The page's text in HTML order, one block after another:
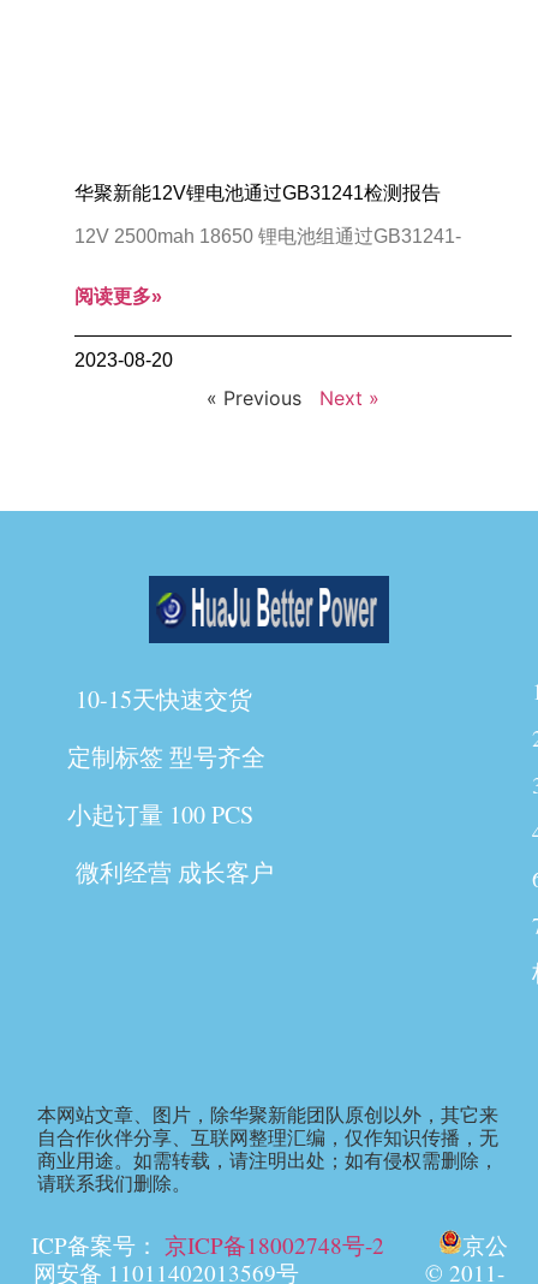
华聚新能12V锂电池通过GB31241检测报告
12V 2500mah 18650 锂电池组通过GB31241-
阅读更多»
2023-08-20
« Previous Next »
10-15天快速交货
定制标签 型号齐全
小起订量 100 PCS
微利经营 成长客户
ICP备案号： 京ICP备18002748号-2
京公
网安备 11011402013569号 © 2011-
本网站文章、图片，除华聚新能团队原创以外，其它来
自合作伙伴分享、互联网整理汇编，仅作知识传播，无
商业用途。如需转载，请注明出处；如有侵权需删除，
请联系我们删除。